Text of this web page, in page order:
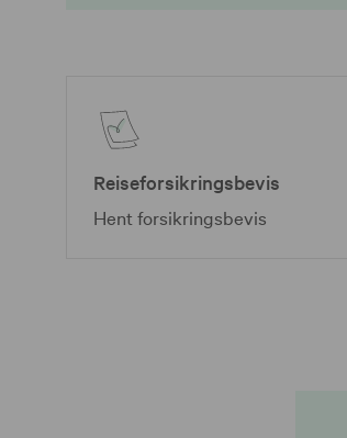
Reiseforsikringsbevis
Hent forsikringsbevis